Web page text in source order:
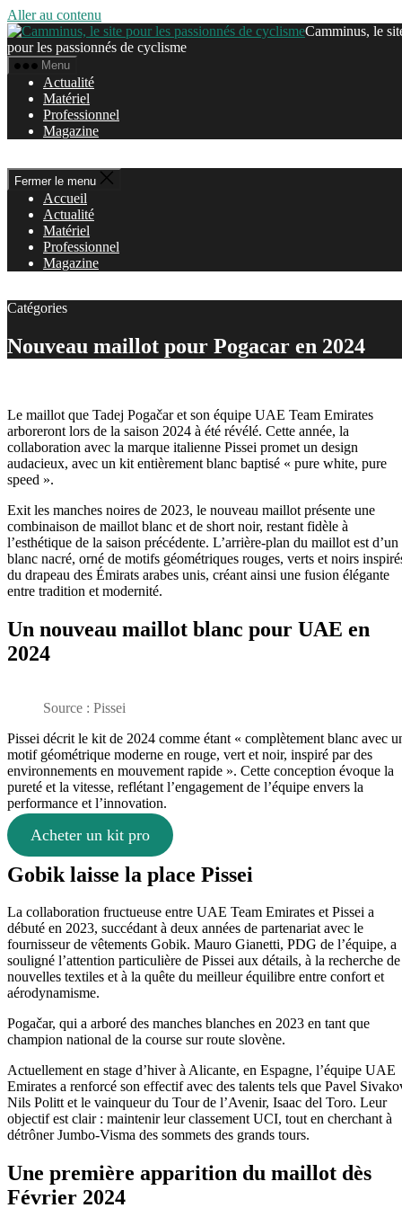
Aller au contenu
Camminus, le
pour les passionnés de cyclisme
Menu
Actualité
Matériel
Professionnel
Magazine
Fermer le menu
Accueil
Actualité
Matériel
Professionnel
Magazine
Catégories
Nouveau maillot pour Pogacar en 2024
Le maillot que Tadej Pogačar et son équipe UAE Team Emirates
arboreront lors de la saison 2024 à été révélé. Cette année, la
collaboration avec la marque italienne Pissei promet un design
audacieux, avec un kit entièrement blanc baptisé « pure white, pure
speed ».
Exit les manches noires de 2023, le nouveau maillot présente une
combinaison de maillot blanc et de short noir, restant fidèle à
l’esthétique de la saison précédente. L’arrière-plan du maillot est d’un
blanc nacré, orné de motifs géométriques rouges, verts et noirs
du drapeau des Émirats arabes unis, créant ainsi une fusion élégante
entre tradition et modernité.
Un nouveau maillot blanc pour UAE en
2024
Source : Pissei
Pissei décrit le kit de 2024 comme étant « complètement blanc avec
motif géométrique moderne en rouge, vert et noir, inspiré par des
environnements en mouvement rapide ». Cette conception évoque la
pureté et la vitesse, reflétant l’engagement de l’équipe envers la
performance et l’innovation.
Acheter un kit pro
Gobik laisse la place Pissei
La collaboration fructueuse entre UAE Team Emirates et Pissei a
débuté en 2023, succédant à deux années de partenariat avec le
fournisseur de vêtements Gobik. Mauro Gianetti, PDG de l’équipe, a
souligné l’attention particulière de Pissei aux détails, à la recherche de
nouvelles textiles et à la quête du meilleur équilibre entre confort et
aérodynamisme.
Pogačar, qui a arboré des manches blanches en 2023 en tant que
champion national de la course sur route slovène.
Actuellement en stage d’hiver à Alicante, en Espagne, l’équipe UAE
Emirates a renforcé son effectif avec des talents tels que Pavel
Nils Politt et le vainqueur du Tour de l’Avenir, Isaac del Toro. Leur
objectif est clair : maintenir leur classement UCI, tout en cherchant à
détrôner Jumbo-Visma des sommets des grands tours.
Une première apparition du maillot dès
Février 2024